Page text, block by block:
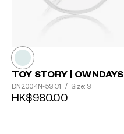
TOY STORY | OWNDAYS
DN2004N-5S C1 / Size: S
HK$980.00